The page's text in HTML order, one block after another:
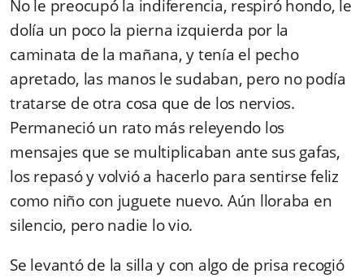
No le preocupó la indiferencia, respiró hondo, le
dolía un poco la pierna izquierda por la
caminata de la mañana, y tenía el pecho
apretado, las manos le sudaban, pero no podía
tratarse de otra cosa que de los nervios.
Permaneció un rato más releyendo los
mensajes que se multiplicaban ante sus gafas,
los repasó y volvió a hacerlo para sentirse feliz
como niño con juguete nuevo. Aún lloraba en
silencio, pero nadie lo vio.
Se levantó de la silla y con algo de prisa recogió